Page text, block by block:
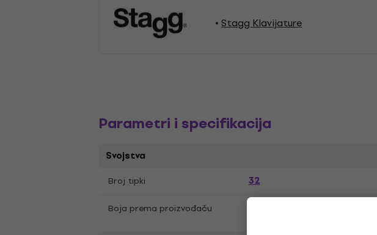
Stagg Klavijature
Parametri i specifikacija
Svojstva
Broj tipki 32
Boja prema proizvođaču